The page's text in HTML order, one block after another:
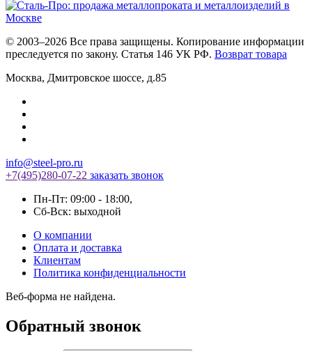
© 2003–2026 Все права защищены. Копирование информации
преследуется по закону. Статья 146 УК РФ. Возврат товара
Москва, Дмитровское шоссе, д.85
info@steel-pro.ru
+7(495)280-07-22 заказать звонок
Пн-Пт: 09:00 - 18:00,
Cб-Вск: выходной
О компании
Оплата и доставка
Клиентам
Политика конфиденциальности
Веб-форма не найдена.
Обратный звонок